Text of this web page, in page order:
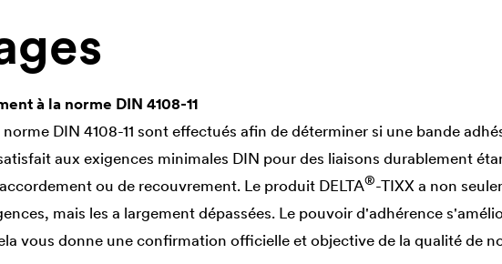
à la norme DIN 4108-11
norme DIN 4108-11 sont effectués afin de déterminer si une bande
aux exigences minimales DIN pour des liaisons durablement
ou de recouvrement. Le produit DELTA®-TIXX a non
mais les a largement dépassées. Le pouvoir d'adhérence
vous donne une confirmation officielle et objective de la qualité de